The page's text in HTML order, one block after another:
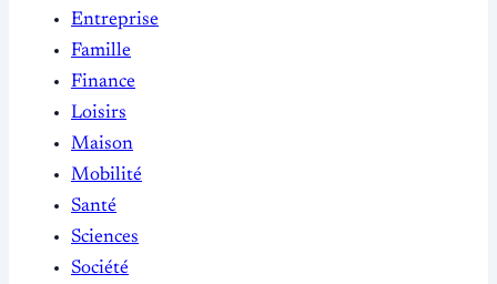
Entreprise
Famille
Finance
Loisirs
Maison
Mobilité
Santé
Sciences
Société